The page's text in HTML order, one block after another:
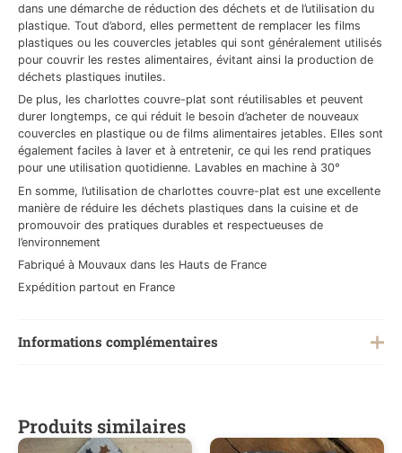
dans une démarche de réduction des déchets et de l’utilisation du
plastique. Tout d’abord, elles permettent de remplacer les films
plastiques ou les couvercles jetables qui sont généralement utilisés
pour couvrir les restes alimentaires, évitant ainsi la production de
déchets plastiques inutiles.
De plus, les charlottes couvre-plat sont réutilisables et peuvent
durer longtemps, ce qui réduit le besoin d’acheter de nouveaux
couvercles en plastique ou de films alimentaires jetables. Elles sont
également faciles à laver et à entretenir, ce qui les rend pratiques
pour une utilisation quotidienne. Lavables en machine à 30°
En somme, l’utilisation de charlottes couvre-plat est une excellente
manière de réduire les déchets plastiques dans la cuisine et de
promouvoir des pratiques durables et respectueuses de
l’environnement
Fabriqué à Mouvaux dans les Hauts de France
Expédition partout en France
Informations complémentaires
Produits similaires